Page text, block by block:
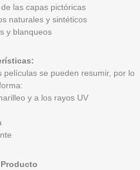
las capas pictóricas
naturales y sintéticos
y blanqueos
películas se pueden resumir, por lo
y a los rayos UV
ligante